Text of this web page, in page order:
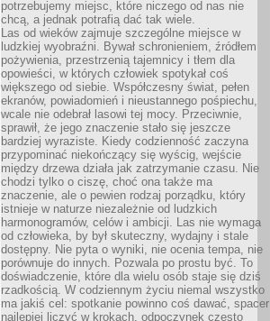
potrzebujemy miejsc, które niczego od nas nie
chcą, a jednak potrafią dać tak wiele.
Las od wieków zajmuje szczególne miejsce w
ludzkiej wyobraźni. Bywał schronieniem, źródłem
pożywienia, przestrzenią tajemnicy i tłem dla
opowieści, w których człowiek spotykał coś
większego od siebie. Współczesny świat, pełen
ekranów, powiadomień i nieustannego pośpiechu,
wcale nie odebrał lasowi tej mocy. Przeciwnie,
sprawił, że jego znaczenie stało się jeszcze
bardziej wyraziste. Kiedy codzienność zaczyna
przypominać niekończący się wyścig, wejście
między drzewa działa jak zatrzymanie czasu. Nie
chodzi tylko o ciszę, choć ona także ma
znaczenie, ale o pewien rodzaj porządku, który
istnieje w naturze niezależnie od ludzkich
harmonogramów, celów i ambicji. Las nie wymaga
od człowieka, by był skuteczny, wydajny i stale
dostępny. Nie pyta o wyniki, nie ocenia tempa, nie
porównuje do innych. Pozwala po prostu być. To
doświadczenie, które dla wielu osób staje się dziś
rzadkością. W codziennym życiu niemal wszystko
ma jakiś cel: spotkanie powinno coś dawać, spacer
najlepiej liczyć w krokach, odpoczynek często